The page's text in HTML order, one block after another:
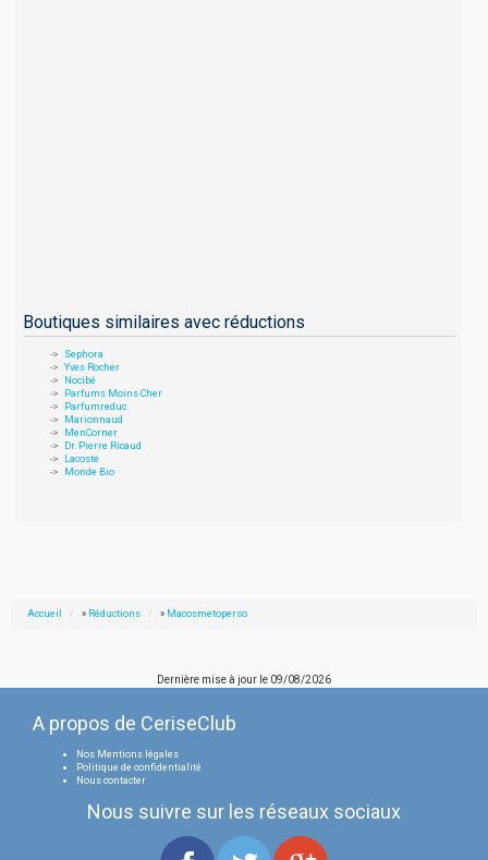
Boutiques similaires avec réductions
Sephora
Yves Rocher
Nocibé
Parfums Moins Cher
Parfumreduc
Marionnaud
MenCorner
Dr. Pierre Ricaud
Lacoste
Monde Bio
Accueil » Réductions » Macosmetoperso
Dernière mise à jour le 09/08/2026
A propos de CeriseClub
Nos Mentions légales
Politique de confidentialité
Nous contacter
Nous suivre sur les réseaux sociaux